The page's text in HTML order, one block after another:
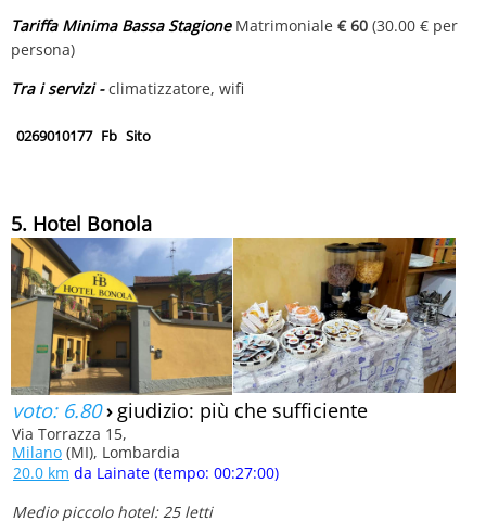
Tariffa Minima Bassa StagioneMatrimoniale € 60 (30.00 € per
persona)
Tra i servizi -climatizzatore, wifi
0269010177 Fb Sito
5. Hotel Bonola
voto: 6.80› giudizio: più che sufficiente
Via Torrazza 15,
Milano (MI), Lombardia
20.0 km da Lainate (tempo: 00:27:00)
Medio piccolo hotel: 25 letti